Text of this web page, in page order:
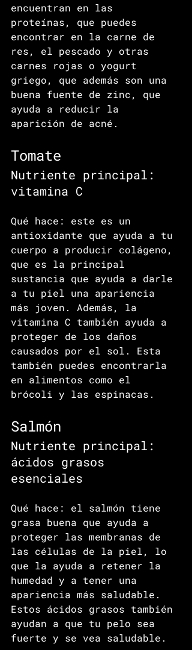
encuentran en las
proteínas, que puedes
encontrar en la carne de
res, el pescado y otras
carnes rojas o yogurt
griego, que además son una
buena fuente de zinc, que
ayuda a reducir la
aparición de acné.
Tomate
Nutriente principal:
vitamina C
Qué hace: este es un
antioxidante que ayuda a tu
cuerpo a producir colágeno,
que es la principal
sustancia que ayuda a darle
a tu piel una apariencia
más joven. Además, la
vitamina C también ayuda a
proteger de los daños
causados por el sol. Esta
también puedes encontrarla
en alimentos como el
brócoli y las espinacas.
Salmón
Nutriente principal:
ácidos grasos
esenciales
Qué hace: el salmón tiene
grasa buena que ayuda a
proteger las membranas de
las células de la piel, lo
que la ayuda a retener la
humedad y a tener una
apariencia más saludable.
Estos ácidos grasos también
ayudan a que tu pelo sea
fuerte y se vea saludable.